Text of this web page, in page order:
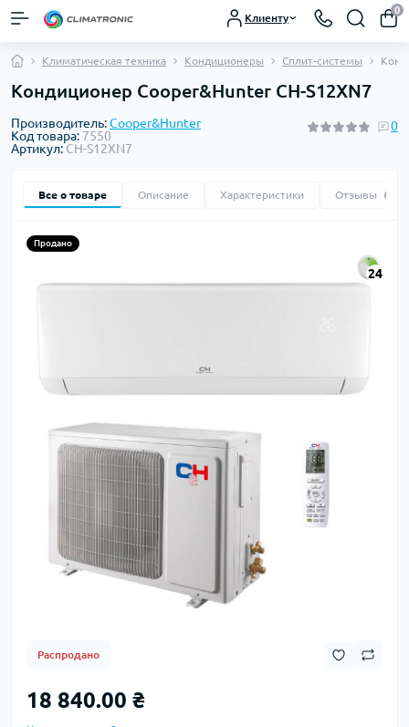
Клиенту
0
Климатическая техника Кондиционеры Сплит-системы
Кондиционер Cooper&Hunter CH-S12XN7
Производитель:Cooper&Hunter
Код товара: 7550
Артикул: CH-S12XN7
0
Все о товаре Описание Характеристики Отзывы
Продано
24
Распродано
18 840.00 ₴